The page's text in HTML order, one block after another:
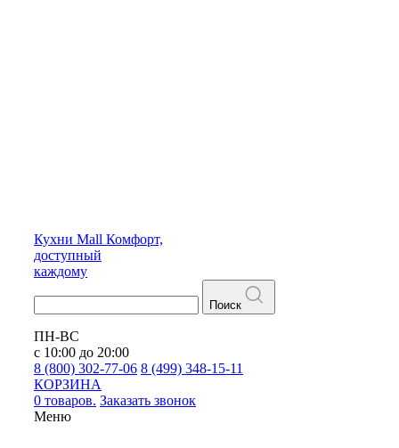
Кухни Mall Комфорт,
доступный
каждому
Поиск
ПН-ВС
с 10:00 до 20:00
8 (800) 302-77-06 8 (499) 348-15-11
КОРЗИНА
0 товаров. Заказать звонок
Меню